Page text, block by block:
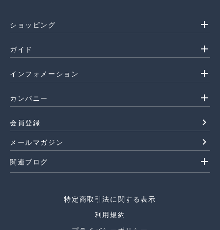
ショッピング add
ガイド add
インフォメーション add
カンパニー add
会員登録 navigate_next
メールマガジン navigate_next
関連ブログ add
特定商取引法に関する表示
利用規約